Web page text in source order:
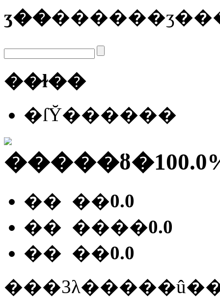
ӡ��
��ɫ��
�ſῨ������
�����ȣ�
�� ��0.0
�� ����0.0
�� ��0.0